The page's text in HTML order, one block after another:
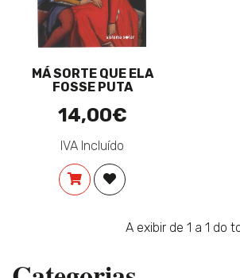
MÁ SORTE QUE ELA
FOSSE PUTA
14,00€
IVA Incluído
COMPRARADICIONAR À LISTA DE
A exibir de 1 a 1 do